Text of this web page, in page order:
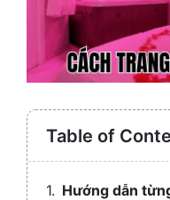
Table of
Hướng dẫn